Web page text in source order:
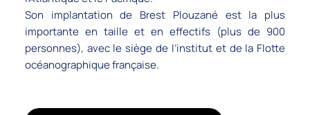
Son implantation de Brest Plouzané est la plus
importante en taille et en effectifs (plus de 900
personnes), avec le siège de l’institut et de la Flotte
océanographique française.